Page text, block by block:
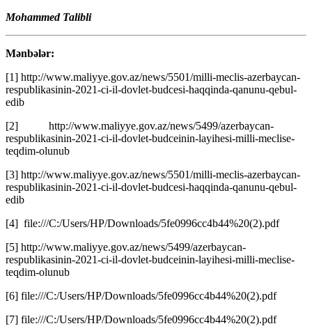
Mohammed Talibli
Mənbələr:
[1] http://www.maliyye.gov.az/news/5501/milli-meclis-azerbaycan-
respublikasinin-2021-ci-il-dovlet-budcesi-haqqinda-qanunu-qebul-
edib
[2] http://www.maliyye.gov.az/news/5499/azerbaycan-
respublikasinin-2021-ci-il-dovlet-budceinin-layihesi-milli-meclise-
teqdim-olunub
[3] http://www.maliyye.gov.az/news/5501/milli-meclis-azerbaycan-
respublikasinin-2021-ci-il-dovlet-budcesi-haqqinda-qanunu-qebul-
edib
[4] file:///C:/Users/HP/Downloads/5fe0996cc4b44%20(2).pdf
[5] http://www.maliyye.gov.az/news/5499/azerbaycan-
respublikasinin-2021-ci-il-dovlet-budceinin-layihesi-milli-meclise-
teqdim-olunub
[6] file:///C:/Users/HP/Downloads/5fe0996cc4b44%20(2).pdf
[7] file:///C:/Users/HP/Downloads/5fe0996cc4b44%20(2).pdf